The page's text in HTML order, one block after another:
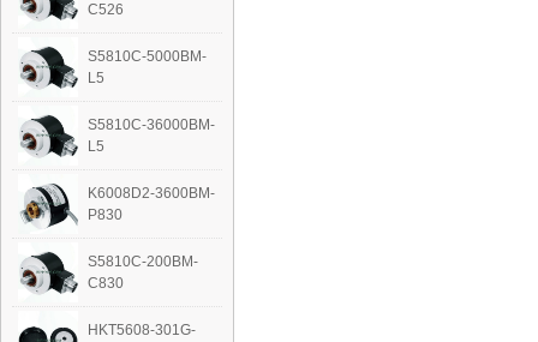
C526
S5810C-5000BM-
L5
S5810C-36000BM-
L5
K6008D2-3600BM-
P830
S5810C-200BM-
C830
HKT5608-301G-